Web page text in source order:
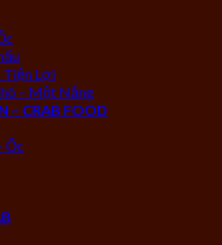
Tiện Lợi
– Một Nắng
– CRAB FOOD
Ốc